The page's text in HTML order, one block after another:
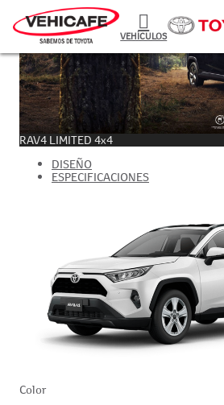
VEHÍCULOS
RAV4 LIMITED 4x4
DISEÑO
ESPECIFICACIONES
Color